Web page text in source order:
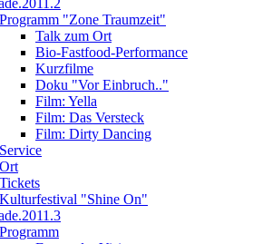
Programm "Zone Traumzeit"
Talk zum Ort
Bio-Fastfood-Performance
Kurzfilme
Doku "Vor Einbruch.."
Film: Yella
Film: Das Versteck
Film: Dirty Dancing
Service
Ort
Tickets
Kulturfestival "Shine On"
Programm